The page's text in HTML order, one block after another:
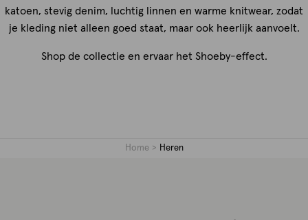
katoen, stevig denim, luchtig linnen en warme knitwear, zodat
je kleding niet alleen goed staat, maar ook heerlijk aanvoelt.
Shop de collectie en ervaar het Shoeby-effect.
Home Heren